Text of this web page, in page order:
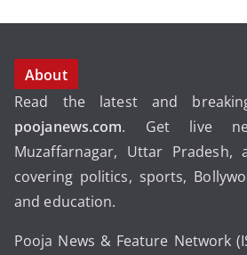
About
Read the latest and
poojanews.com. Get live
Muzaffarnagar, Uttar Pradesh,
covering politics, sports,
and education.
Pooja News & Feature Network